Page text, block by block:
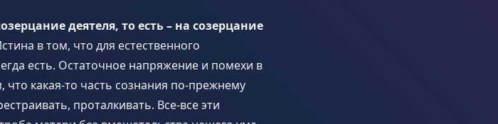
деятеля, то есть – на созерцание
в том, что для естественного
есть. Остаточное напряжение и помехи в
что какая-то часть сознания по-прежнему
проталкивать. Все-все эти